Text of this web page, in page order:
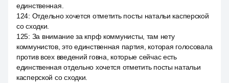
единственная.
124: Отдельно хочется отметить посты натальи касперской
со сходки.
125: За внимание за кпрф коммунисты, там нету
коммунистов, это единственная партия, которая голосовала
против всех введений говна, которые сейчас есть
единственная отдельно хочется отметить посты натальи
касперской со сходки.